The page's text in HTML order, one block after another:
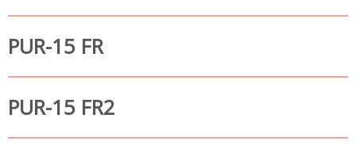
PUR-15 FR
PUR-15 FR2